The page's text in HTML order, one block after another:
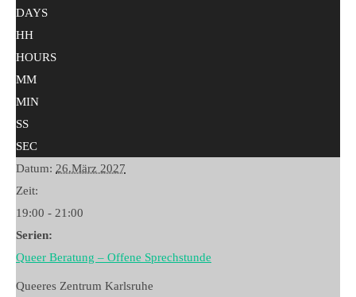
DAYS
HH
HOURS
MM
MIN
SS
SEC
Datum: 26.März 2027
Zeit:
19:00 - 21:00
Serien:
Queer Beratung – Offene Sprechstunde
Queeres Zentrum Karlsruhe